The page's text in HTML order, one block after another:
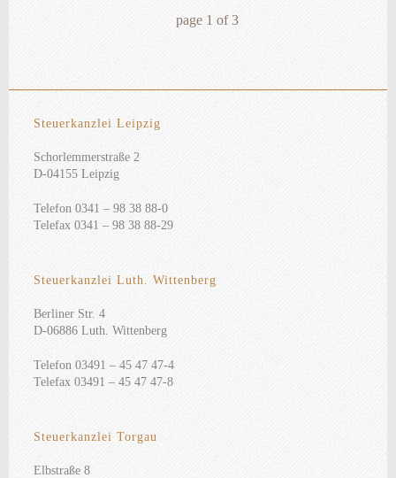
page 1 of3
Steuerkanzlei Leipzig
Schorlemmerstraße 2
D-04155 Leipzig
Telefon 0341 – 98 38 88-0
Telefax 0341 – 98 38 88-29
Steuerkanzlei Luth. Wittenberg
Berliner Str. 4
D-06886 Luth. Wittenberg
Telefon 03491 – 45 47 47-4
Telefax 03491 – 45 47 47-8
Steuerkanzlei Torgau
Elbstraße 8